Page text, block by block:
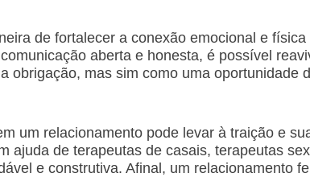
de fortalecer a conexão emocional e
aberta e honesta, é possível
obrigação, mas sim como uma oportunidade
um relacionamento pode levar à traição e
ajuda de terapeutas de casais, terapeutas
e construtiva. Afinal, um relacionamento